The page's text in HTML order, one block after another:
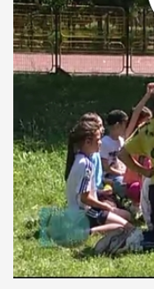
udvarán. A hivatalos
a tanáraikkal együtt
felsősöknek pedig az
váltóversenyek. A
méteres futásra, de
váltófutásban is
Az iskola diákjai közül
szeretik a mozgást és
egészséges
Földvárszki Edina
"Az aerobicot azért,
egészségesen tart,